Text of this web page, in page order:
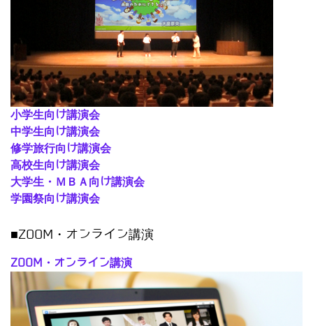
小学生向け講演会
中学生向け講演会
修学旅行向け講演会
高校生向け講演会
大学生・ＭＢＡ向け講演会
学園祭向け講演会
■ZOOM・オンライン講演
ZOOM・オンライン講演